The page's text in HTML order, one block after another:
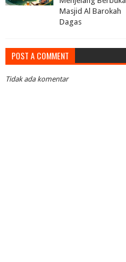
Masjid Al Barokah
Dagas
POST A COMMENT
Tidak ada komentar